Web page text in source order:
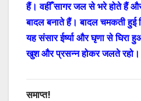
हैं। वहीँ सागर जल से भरे होते हैं
बादल बनाते हैं। बादल चमकती हुई
यह संसार ईर्ष्या और घृणा से घिरा
खुश और प्रसन्न होकर जलते रहो।
समाप्त!